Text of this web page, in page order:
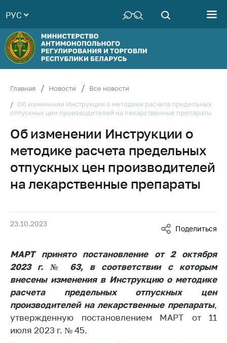
Руководство
Структура
Министерства
Территориальные
Законодательство
Антикоррупционная
Общественно-
консультативный
совет
Награждения
универсальная
товарная биржа
Общественная
жизнь
Идеологическая
работа
Официальные
РУС
Главная Новости
Все новости
Об изменении Инструкции о методике расчета предельных
отпускных цен производителей на лекарственные препараты
Об изменении Инструкции о
методике расчета предельных
отпускных цен производителей
на лекарственные препараты
23.10.2023
Поделиться
МАРТ принято постановление от 2 октября
2023 г. № 63, в соответствии с которым
внесены изменения в Инструкцию о методике
расчета предельных отпускных цен
производителей на лекарственные препараты,
утвержденную постановлением МАРТ от 11
июля 2023 г. № 45.